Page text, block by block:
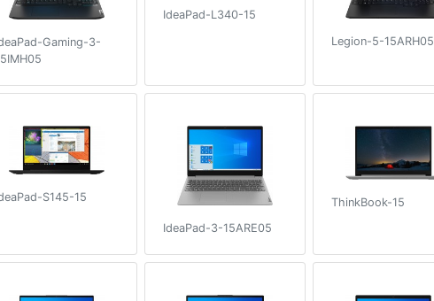
Gaming-3-
IdeaPad-L340-15
Legion-5-15ARH05
S145-15
IdeaPad-3-15ARE05
ThinkBook-15